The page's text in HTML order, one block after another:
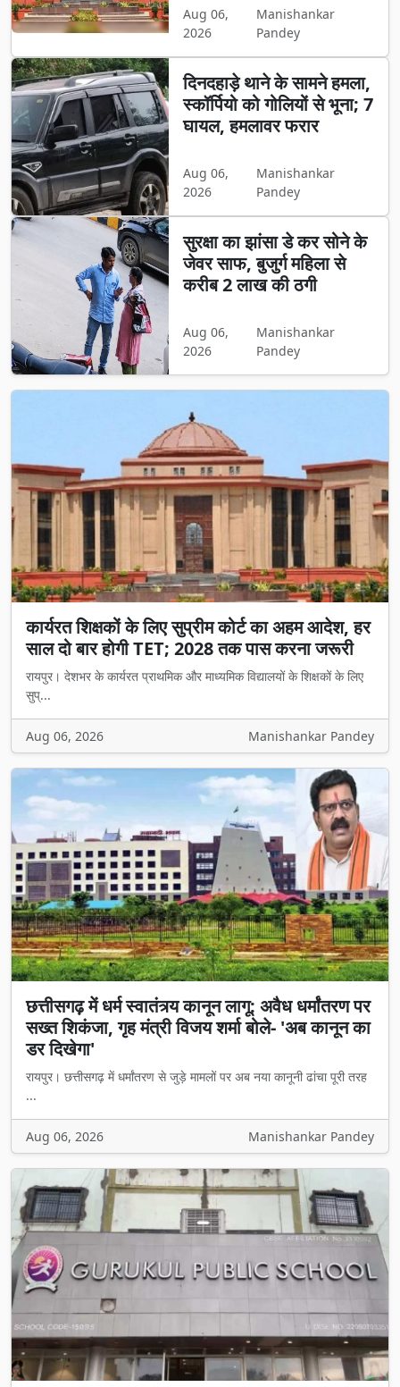
Aug 06,
2026
Manishankar
Pandey
दिनदहाड़े थाने के सामने हमला,
स्कॉर्पियो को गोलियों से भूना; 7
घायल, हमलावर फरार
Aug 06,
2026
Manishankar
Pandey
सुरक्षा का झांसा डे कर सोने के
जेवर साफ, बुजुर्ग महिला से
करीब 2 लाख की ठगी
Aug 06,
2026
Manishankar
Pandey
कार्यरत शिक्षकों के लिए सुप्रीम कोर्ट का अहम आदेश, हर
साल दो बार होगी TET; 2028 तक पास करना जरूरी
रायपुर। देशभर के कार्यरत प्राथमिक और माध्यमिक विद्यालयों के शिक्षकों के लिए
सुप्...
Aug 06, 2026 Manishankar Pandey
छत्तीसगढ़ में धर्म स्वातंत्र्य कानून लागू: अवैध धर्मांतरण पर
सख्त शिकंजा, गृह मंत्री विजय शर्मा बोले- 'अब कानून का
डर दिखेगा'
रायपुर। छत्तीसगढ़ में धर्मांतरण से जुड़े मामलों पर अब नया कानूनी ढांचा पूरी तरह
...
Aug 06, 2026 Manishankar Pandey